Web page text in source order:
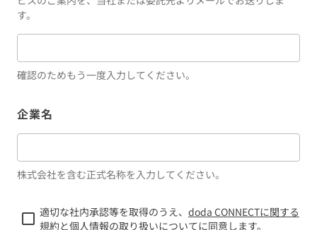
す。
確認のためもう一度入力してください。
企業名
株式会社を含む正式名称を入力してください。
適切な社内承認等を取得のうえ、 doda CONNECTに関する
規約と個人情報の取り扱いについてに同意します。